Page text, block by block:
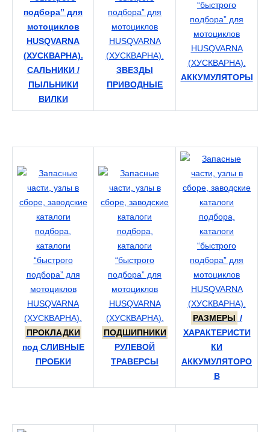
САЛЬНИКИ /
ПЫЛЬНИКИ
ВИЛКИ
ЗВЕЗДЫ
ПРИВОДНЫЕ
АККУМУЛЯТОРЫ
ПРОКЛАДКИ
под СЛИВНЫЕ
ПРОБКИ
ПОДШИПНИКИ
РУЛЕВОЙ
ТРАВЕРСЫ
РАЗМЕРЫ /
ХАРАКТЕРИСТИ
КИ
АККУМУЛЯТОРО
В